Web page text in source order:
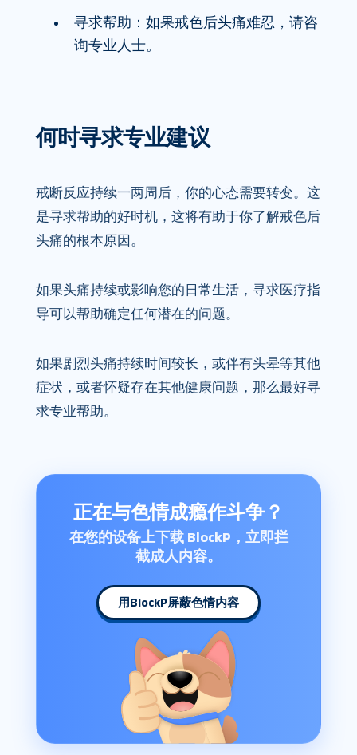
寻求帮助：如果戒色后头痛难忍，请咨
询专业人士。
何时寻求专业建议
戒断反应持续一两周后，你的心态需要转变。这
是寻求帮助的好时机，这将有助于你了解戒色后
头痛的根本原因。
如果头痛持续或影响您的日常生活，寻求医疗指
导可以帮助确定任何潜在的问题。
如果剧烈头痛持续时间较长，或伴有头晕等其他
症状，或者怀疑存在其他健康问题，那么最好寻
求专业帮助。
正在与色情成瘾作斗争？
在您的设备上下载 BlockP，立即拦
截成人内容。
用BlockP屏蔽色情内容